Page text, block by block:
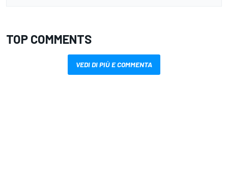
TOP COMMENTS
VEDI DI PIÙ E COMMENTA